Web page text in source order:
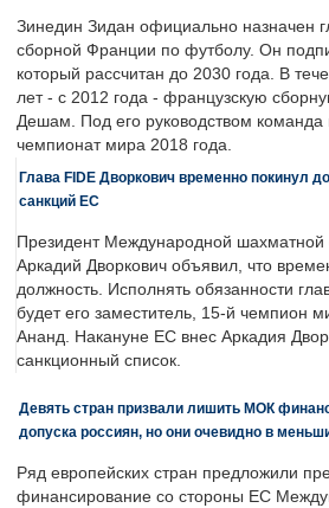
Зинедин Зидан официально назначен
сборной Франции по футболу. Он
который рассчитан до 2030 года. В
лет - с 2012 года - французскую
Дешам. Под его руководством команда
чемпионат мира 2018 года.
Глава FIDE Дворкович временно покинул
санкций ЕС
Президент Международной
Аркадий Дворкович объявил, что
должность. Исполнять обязанности
будет его заместитель, 15-й чемпион
Ананд. Накануне ЕС внес Аркадия
санкционный список.
Девять стран призвали лишить МОК
допуска россиян, но они очевидно в
Ряд европейских стран предложили
финансирование со стороны ЕС